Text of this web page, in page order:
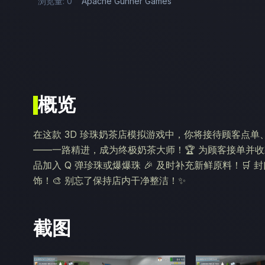
概览
在这款 3D 珍珠奶茶店模拟游戏中，你将接待顾客点
——一路精进，成为终极奶茶大师！🏆 为顾客接单并
品加入 Q 弹珍珠或爆爆珠 🎉 及时补充新鲜原料！🛒
饰！🎨 别忘了保持店内干净整洁！✨
截图